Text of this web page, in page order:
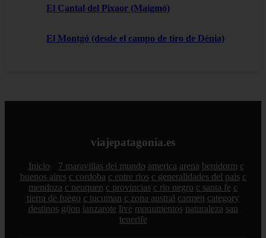
El Cantal del Pixaor (Maigmó)
El Montgó (desde el campo de tiro de Dénia)
viajepatagonia.es
Inicio 7 maravillas del mundo america arena benidorm c
buenos aires c cordoba c entre rios c generalidades del pais c
mendoza c neuquen c provincias c rio negro c santa fe c
tierra de fuego c tucuman c zona austral carmen category
destinos gijon lanzarote live monumentos naturaleza san
tenerife